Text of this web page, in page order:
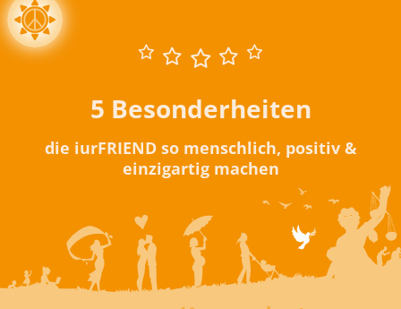
5 Besonderheiten
die iurFRIEND so menschlich, positiv &
einzigartig machen